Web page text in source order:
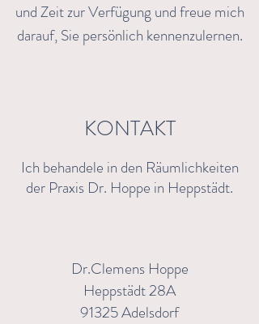
und Zeit zur Verfügung und freue mich
darauf, Sie persönlich kennenzulernen.
KONTAKT
Ich behandele in den Räumlichkeiten
der Praxis Dr. Hoppe in Heppstädt.
Dr.Clemens Hoppe
Heppstädt 28A
91325 Adelsdorf